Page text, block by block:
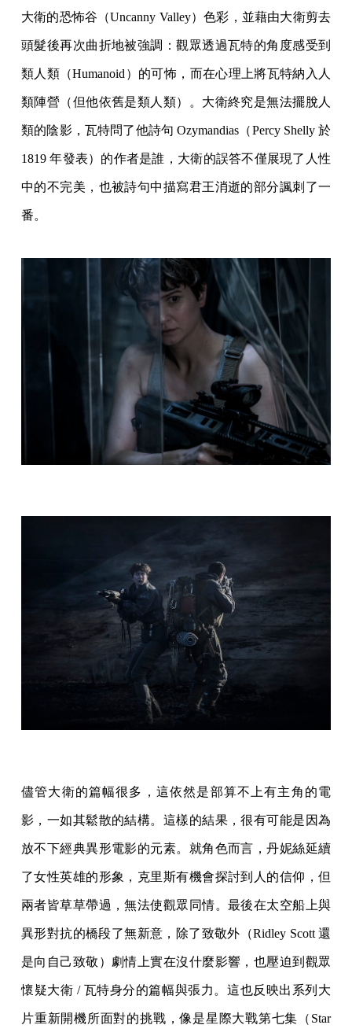
大衛的恐怖谷（Uncanny Valley）色彩，並藉由大衛剪去
頭髮後再次曲折地被強調：觀眾透過瓦特的角度感受到
類人類（Humanoid）的可怖，而在心理上將瓦特納入人
類陣營（但他依舊是類人類）。大衛終究是無法擺脫人
類的陰影，瓦特問了他詩句 Ozymandias（Percy Shelly 於
1819 年發表）的作者是誰，大衛的誤答不僅展現了人性
中的不完美，也被詩句中描寫君王消逝的部分諷刺了一
番。
儘管大衛的篇幅很多，這依然是部算不上有主角的電
影，一如其鬆散的結構。這樣的結果，很有可能是因為
放不下經典異形電影的元素。就角色而言，丹妮絲延續
了女性英雄的形象，克里斯有機會探討到人的信仰，但
兩者皆草草帶過，無法使觀眾同情。最後在太空船上與
異形對抗的橋段了無新意，除了致敬外（Ridley Scott 還
是向自己致敬）劇情上實在沒什麼影響，也壓迫到觀眾
懷疑大衛 / 瓦特身分的篇幅與張力。這也反映出系列大
片重新開機所面對的挑戰，像是星際大戰第七集（Star